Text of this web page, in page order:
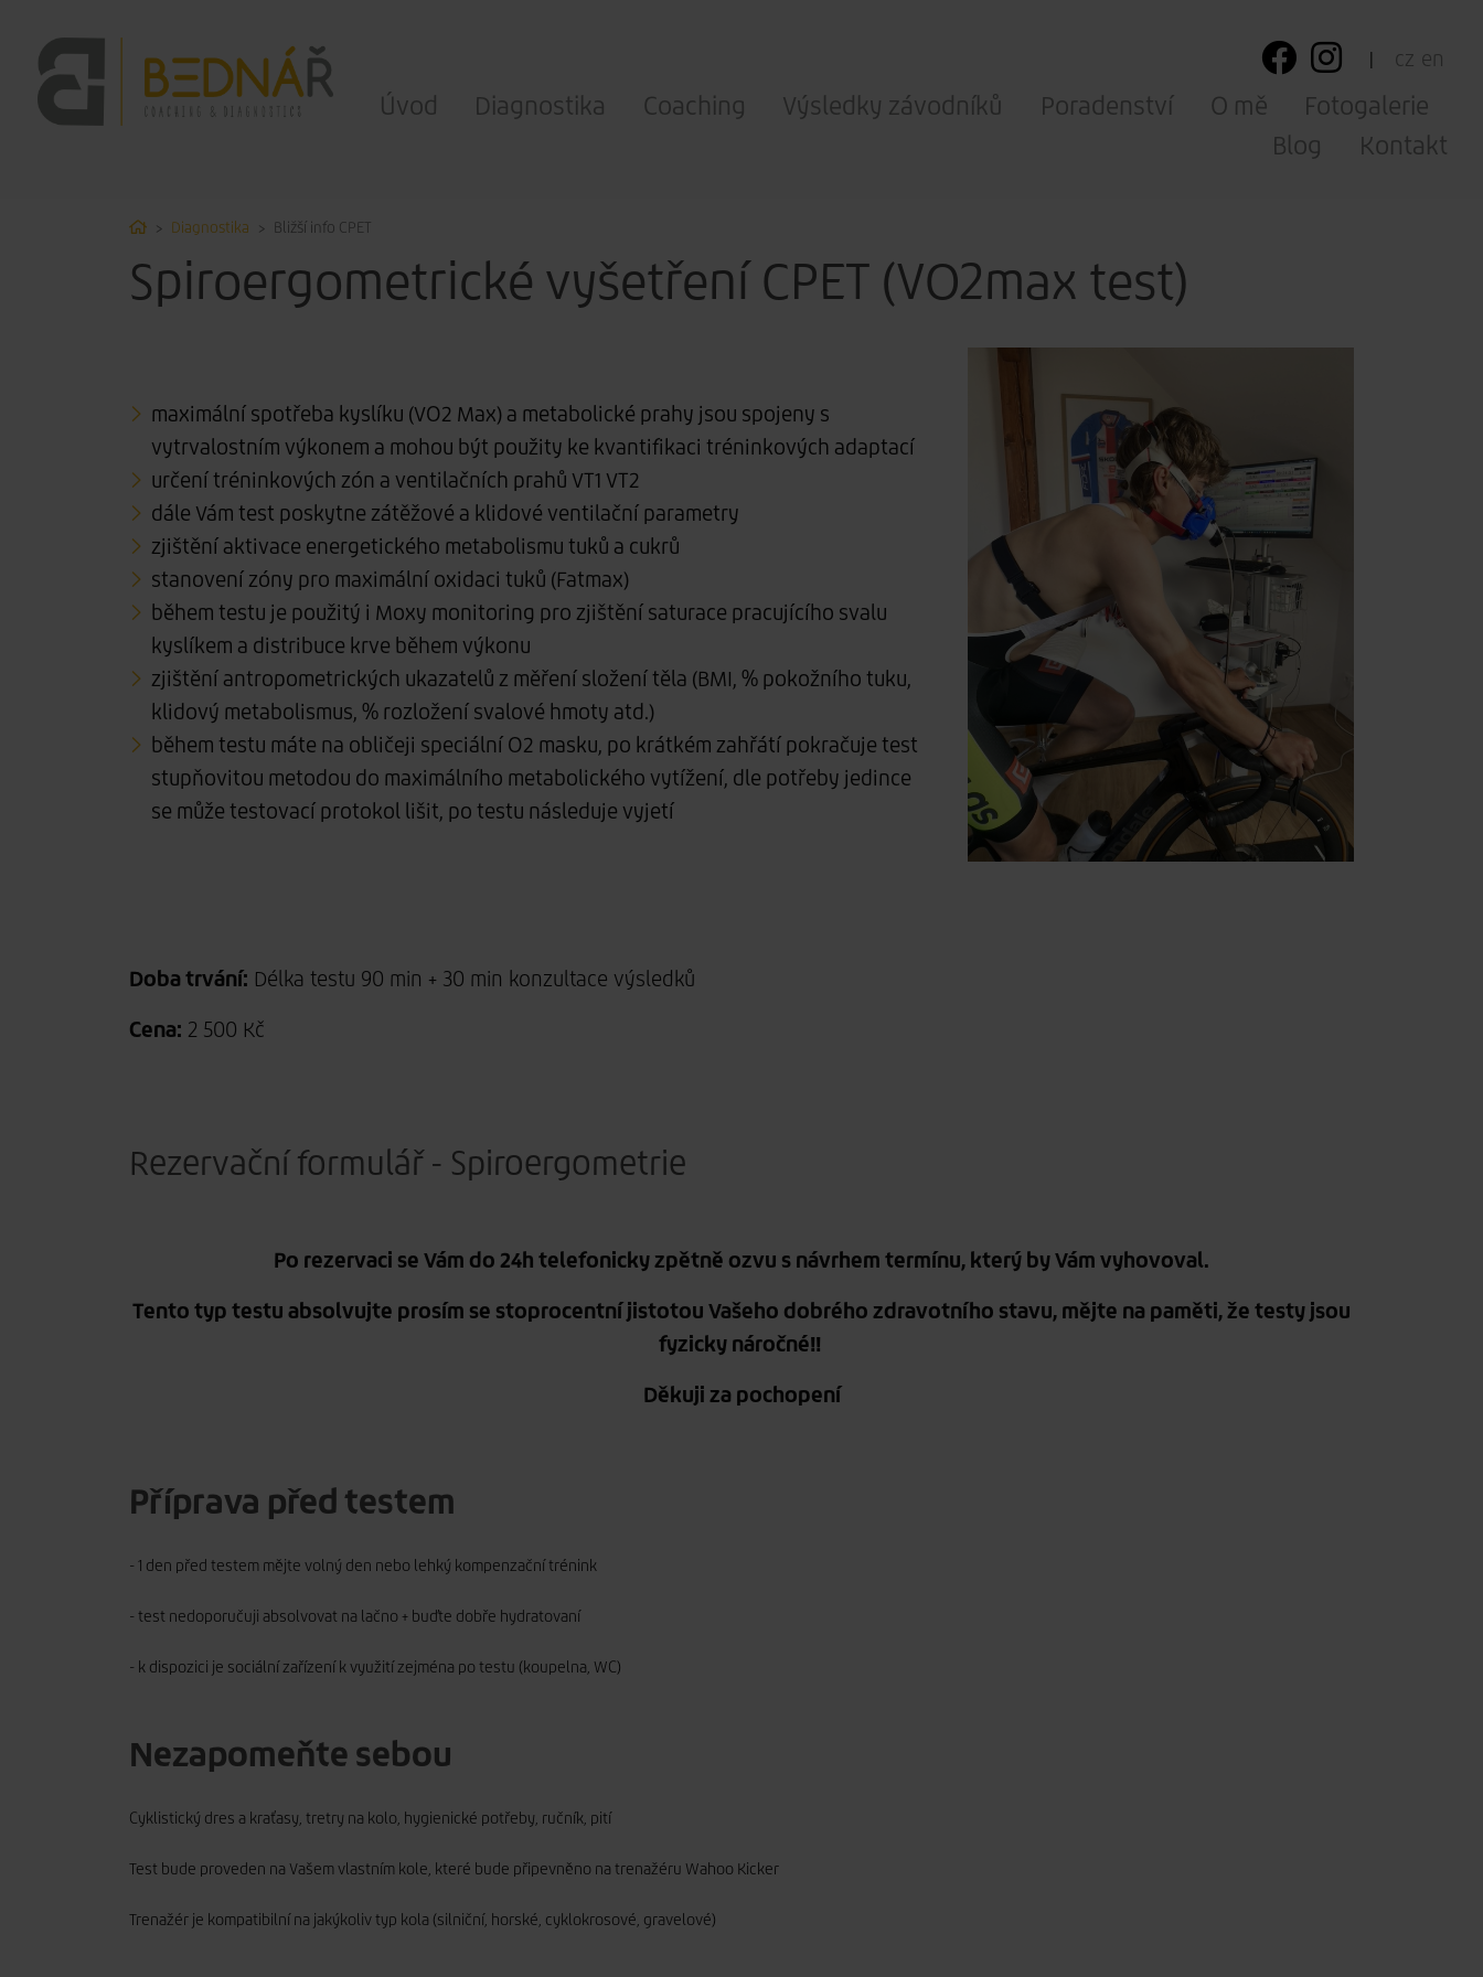
cz en
Úvod Diagnostika Coaching Výsledky závodníků Poradenství O mě
Fotogalerie
Blog
Kontakt
HomeDiagnostika Bližší info CPET
Spiroergometrické vyšetření CPET (VO2max test)
maximální spotřeba kyslíku (VO2 Max) a metabolické prahy jsou spojeny s
vytrvalostním výkonem a mohou být použity ke kvantifikaci tréninkových adaptací
určení tréninkových zón a ventilačních prahů VT1 VT2
dále Vám test poskytne zátěžové a klidové ventilační parametry
zjištění aktivace energetického metabolismu tuků a cukrů
stanovení zóny pro maximální oxidaci tuků (Fatmax)
během testu je použitý i Moxy monitoring pro zjištění saturace pracujícího svalu
kyslíkem a distribuce krve během výkonu
zjištění antropometrických ukazatelů z měření složení těla (BMI, % pokožního tuku,
klidový metabolismus, % rozložení svalové hmoty atd.)
během testu máte na obličeji speciální O2 masku, po krátkém zahřátí pokračuje test
stupňovitou metodou do maximálního metabolického vytížení, dle potřeby jedince
se může testovací protokol lišit, po testu následuje vyjetí
Doba trvání: Délka testu 90 min + 30 min konzultace výsledků
Cena: 2 500 Kč
Rezervační formulář - Spiroergometrie
Po rezervaci se Vám do 24h telefonicky zpětně ozvu s návrhem termínu, který by Vám vyhovoval.
Tento typ testu absolvujte prosím se stoprocentní jistotou Vašeho dobrého zdravotního stavu, mějte na paměti, že testy jsou
fyzicky náročné!!
Děkuji za pochopení
Příprava před testem
- 1 den před testem mějte volný den nebo lehký kompenzační trénink
- test nedoporučuji absolvovat na lačno + buďte dobře hydratovaní
- k dispozici je sociální zařízení k využití zejména po testu (koupelna, WC)
Nezapomeňte sebou
Cyklistický dres a kraťasy, tretry na kolo, hygienické potřeby, ručník, pití
Test bude proveden na Vašem vlastním kole, které bude připevněno na trenažéru Wahoo Kicker
Trenažér je kompatibilní na jakýkoliv typ kola (silniční, horské, cyklokrosové, gravelové)